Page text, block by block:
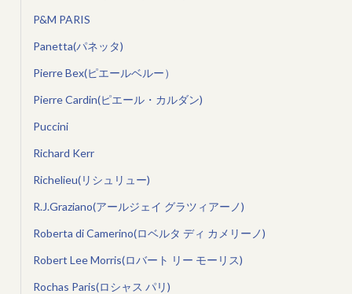
P&M PARIS
Panetta(パネッタ)
Pierre Bex(ピエールベルー）
Pierre Cardin(ピエール・カルダン)
Puccini
Richard Kerr
Richelieu(リシュリュー)
R.J.Graziano(アールジェイ グラツィアーノ)
Roberta di Camerino(ロベルタ ディ カメリーノ)
Robert Lee Morris(ロバート リー モーリス)
Rochas Paris(ロシャス パリ)